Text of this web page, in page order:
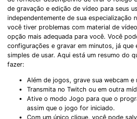
de gravação e edição de vídeo para seus
independentemente de sua especialização
você tiver problemas com material de
opção mais adequada para você. Você
configurações e gravar em minutos, já que
simples de usar. Aqui está um resumo do
fazer:
Além de jogos, grave sua webcam e
Transmita no Twitch ou em outra
Ative o modo Jogo para que o
assim que o jogo for iniciado.
Com um único clique, você pode